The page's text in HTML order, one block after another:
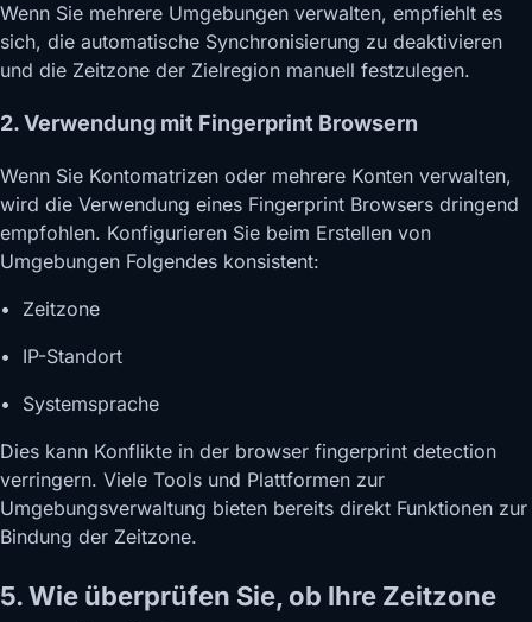
Wenn Sie mehrere Umgebungen verwalten, empfiehlt es
sich, die automatische Synchronisierung zu deaktivieren
und die Zeitzone der Zielregion manuell festzulegen.
2. Verwendung mit Fingerprint Browsern
Wenn Sie Kontomatrizen oder mehrere Konten verwalten,
wird die Verwendung eines Fingerprint Browsers dringend
empfohlen. Konfigurieren Sie beim Erstellen von
Umgebungen Folgendes konsistent:
• Zeitzone
• IP-Standort
• Systemsprache
Dies kann Konflikte in der browser fingerprint detection
verringern. Viele Tools und Plattformen zur
Umgebungsverwaltung bieten bereits direkt Funktionen zur
Bindung der Zeitzone.
5. Wie überprüfen Sie, ob Ihre Zeitzone